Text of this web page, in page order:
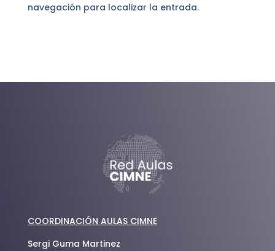
navegación para localizar la entrada.
COORDINACIÓN AULAS CIMNE
Sergi Guma Martinez